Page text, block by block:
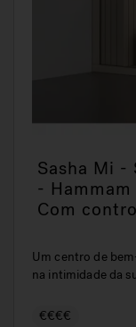
Sasha Mi -
-
Com
Um centro de
na intimidade da
€€€€